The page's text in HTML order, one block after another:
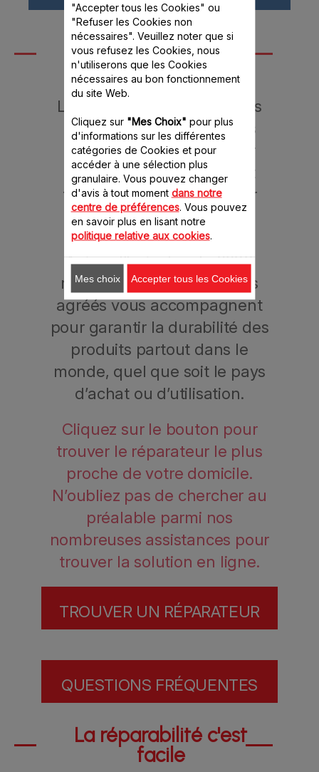
Moulinex près de
chez vous
Le meilleur service pour vos
produits est assuré par les
professionnels formés par
Moulinex, qui chercheront
toujours une solution pour
prolonger l’utilisation d’un
produit.
Aujourd’hui, plus de 6200
réparateurs professionnels
agréés vous accompagnent
pour garantir la durabilité des
produits partout dans le
monde, quel que soit le pays
d’achat ou d’utilisation.
Cliquez sur le bouton pour
trouver le réparateur le plus
proche de votre domicile.
N’oubliez pas de chercher au
préalable parmi nos
nombreuses assistances pour
trouver la solution en ligne.
TROUVER UN RÉPARATEUR
QUESTIONS FRÉQUENTES
La réparabilité c'est
facile
"Accepter tous les Cookies" ou
"Refuser les Cookies non
nécessaires". Veuillez noter que si
vous refusez les Cookies, nous
n'utiliserons que les Cookies
nécessaires au bon fonctionnement
du site Web.
Cliquez sur "Mes Choix" pour plus
d'informations sur les différentes
catégories de Cookies et pour
accéder à une sélection plus
granulaire. Vous pouvez changer
d'avis à tout moment dans notre
centre de préférences. Vous pouvez
en savoir plus en lisant notre
politique relative aux cookies.
Mes choix Accepter tous les Cookies